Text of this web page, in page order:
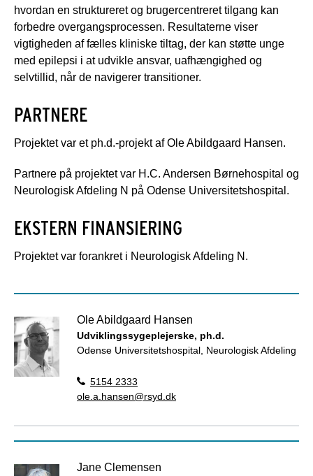
hvordan en struktureret og brugercentreret tilgang kan
forbedre overgangsprocessen. Resultaterne viser
vigtigheden af fælles kliniske tiltag, der kan støtte unge
med epilepsi i at udvikle ansvar, uafhængighed og
selvtillid, når de navigerer transitioner.
PARTNERE
Projektet var et ph.d.-projekt af Ole Abildgaard Hansen.
Partnere på projektet var H.C. Andersen Børnehospital og
Neurologisk Afdeling N på Odense Universitetshospital.
EKSTERN FINANSIERING
Projektet var forankret i Neurologisk Afdeling N.
Ole Abildgaard Hansen
Udviklingssygeplejerske, ph.d.
Odense Universitetshospital, Neurologisk Afdeling
5154 2333
ole.a.hansen@rsyd.dk
Jane Clemensen